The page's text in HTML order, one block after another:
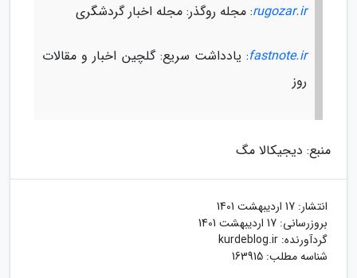
rugozar.ir: مجله روگذر: مجله اخبار گردشگری
fastnote.ir: یادداشت سریع: گلچین اخبار و مقالات
روز
منبع: دیجیکالا مگ
انتشار: 17 اردیبهشت 1401
بروزرسانی: 17 اردیبهشت 1401
گردآورنده: kurdeblog.ir
شناسه مطلب: 163915